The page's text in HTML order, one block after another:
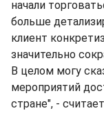
начали
больше
клиент
значительно
В целом могу
мероприятий
стране", -